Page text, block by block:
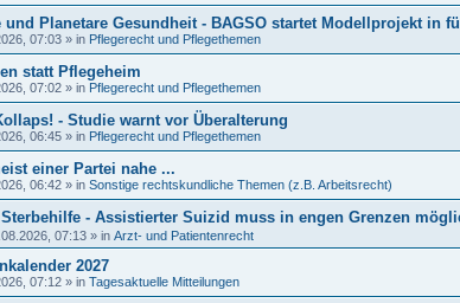
und Planetare Gesundheit - BAGSO startet Modellprojekt in
07:03 » in Pflegerecht und Pflegethemen
statt Pflegeheim
07:02 » in Pflegerecht und Pflegethemen
- Studie warnt vor Überalterung
06:45 » in Pflegerecht und Pflegethemen
einer Partei nahe ...
06:42 » in Sonstige rechtskundliche Themen (z.B. Arbeitsrecht)
- Assistierter Suizid muss in engen Grenzen
07:13 » in Arzt- und Patientenrecht
2027
07:12 » in Tagesaktuelle Mitteilungen